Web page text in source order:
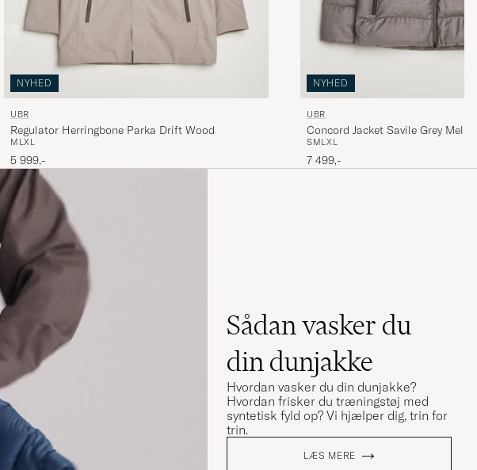
NYHED
UBR
Regulator Herringbone Parka Drift Wood
M LXL
5 999,-
NYHED
UBR
Concord Jacket Savile Grey
SMLXL
7 499,-
Sådan vasker du
din dunjakke
Hvordan vasker du din dunjakke?
Hvordan frisker du træningstøj med
syntetisk fyld op? Vi hjælper dig, trin for
trin.
LÆS MERE